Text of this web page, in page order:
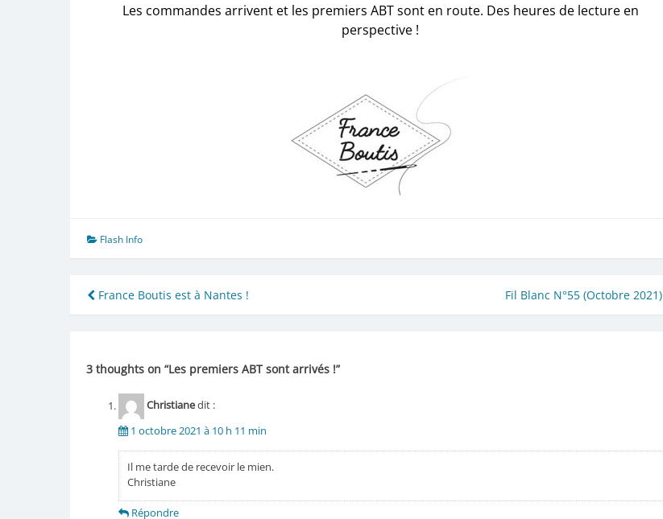
Les commandes arrivent et les premiers ABT sont en route. Des heures de lecture en
perspective !
Flash Info
Navigation
de
France Boutis est à Nantes ! Fil Blanc N°55 (Octobre 2021)
3 thoughts on “Les premiers ABT sont arrivés !”
Christianedit :
1 octobre 2021 à 10 h 11 min
Il me tarde de recevoir le mien.
Christiane
Répondre